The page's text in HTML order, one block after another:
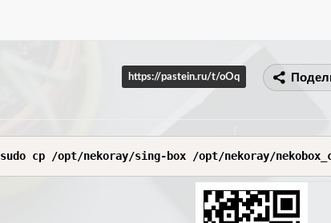
https://pastein.ru/t/oOq
sudo cp /opt/nekoray/sing-box /opt/nekoray/